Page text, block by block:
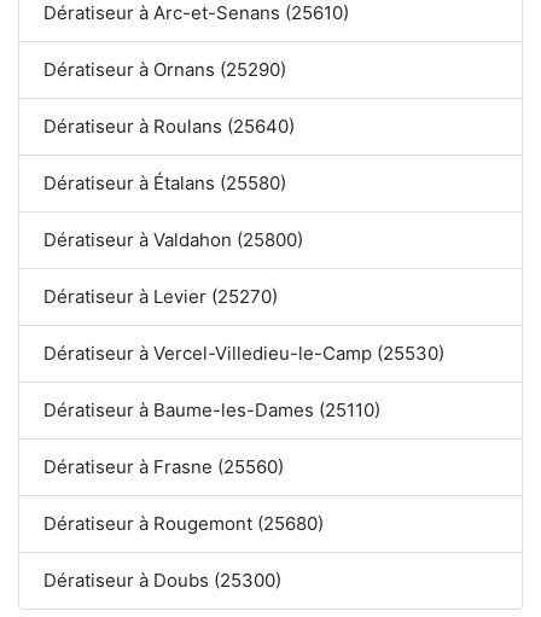
Dératiseur à Arc-et-Senans (25610)
Dératiseur à Ornans (25290)
Dératiseur à Roulans (25640)
Dératiseur à Étalans (25580)
Dératiseur à Valdahon (25800)
Dératiseur à Levier (25270)
Dératiseur à Vercel-Villedieu-le-Camp (25530)
Dératiseur à Baume-les-Dames (25110)
Dératiseur à Frasne (25560)
Dératiseur à Rougemont (25680)
Dératiseur à Doubs (25300)